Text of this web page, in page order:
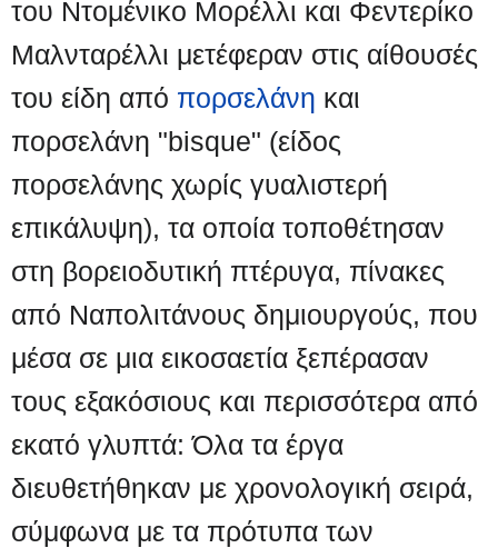
του Ντομένικο Μορέλλι και Φεντερίκο
Μαλνταρέλλι μετέφεραν στις αίθουσές
του είδη από πορσελάνη και
πορσελάνη "bisque" (είδος
πορσελάνης χωρίς γυαλιστερή
επικάλυψη), τα οποία τοποθέτησαν
στη βορειοδυτική πτέρυγα, πίνακες
από Ναπολιτάνους δημιουργούς, που
μέσα σε μια εικοσαετία ξεπέρασαν
τους εξακόσιους και περισσότερα από
εκατό γλυπτά: Όλα τα έργα
διευθετήθηκαν με χρονολογική σειρά,
σύμφωνα με τα πρότυπα των